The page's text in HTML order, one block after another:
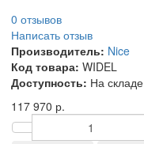
0 отзывов
Написать отзыв
Производитель: Nice
Код товара: WIDEL
Доступность: На складе
117 970 р.